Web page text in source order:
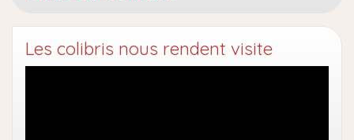
Les colibris nous rendent visite